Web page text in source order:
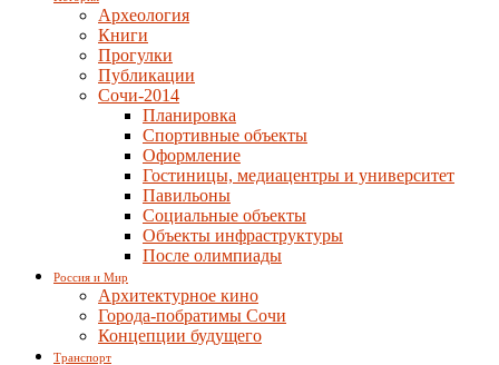
Археология
Книги
Прогулки
Публикации
Сочи-2014
Планировка
Спортивные объекты
Оформление
Гостиницы, медиацентры и университет
Павильоны
Социальные объекты
Объекты инфраструктуры
После олимпиады
Россия и Мир
Архитектурное кино
Города-побратимы Сочи
Концепции будущего
Транспорт